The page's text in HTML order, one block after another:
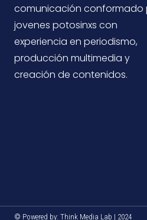
comunicación conformado
jovenes potosinxs con
experiencia en periodismo,
producción multimedia y
creación de contenidos.
© Powered by: Think Media Lab | 2024